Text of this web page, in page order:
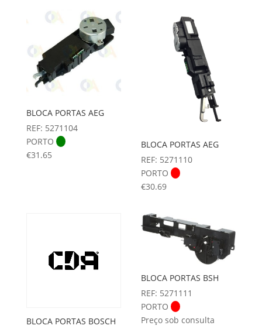
BLOCA PORTAS AEG
REF: 5271104
PORTO
€31.65
BLOCA PORTAS AEG
REF: 5271110
PORTO
€30.69
BLOCA PORTAS BOSCH
BLOCA PORTAS BSH
REF: 5271111
PORTO
Preço sob consulta